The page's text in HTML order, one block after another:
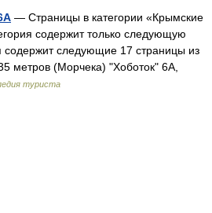
— Страницы в категории «Крымские
содержит только следующую
содержит следующие 17 страницы из
метров (Морчека) "Хоботок" 6А,
туриста